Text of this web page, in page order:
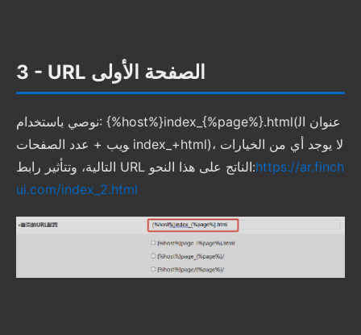
3 - URL الصفحة الأولى
نوصي باستخدام: {%host%}index_{%page%}.html(عنوان ال
ويب + عدد الصفحات index_+html)، لا يوجد أي من الخيارات
التالية، وتتأثير رابط URL الناتج على هذا النحو:https://ar.finch
ui.com/index_2.html